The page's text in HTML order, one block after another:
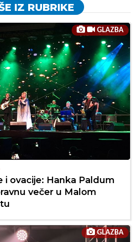
IZ RUBRIKE
GLAZBA
i ovacije: Hanka Paldum
večer u Malom
GLAZBA